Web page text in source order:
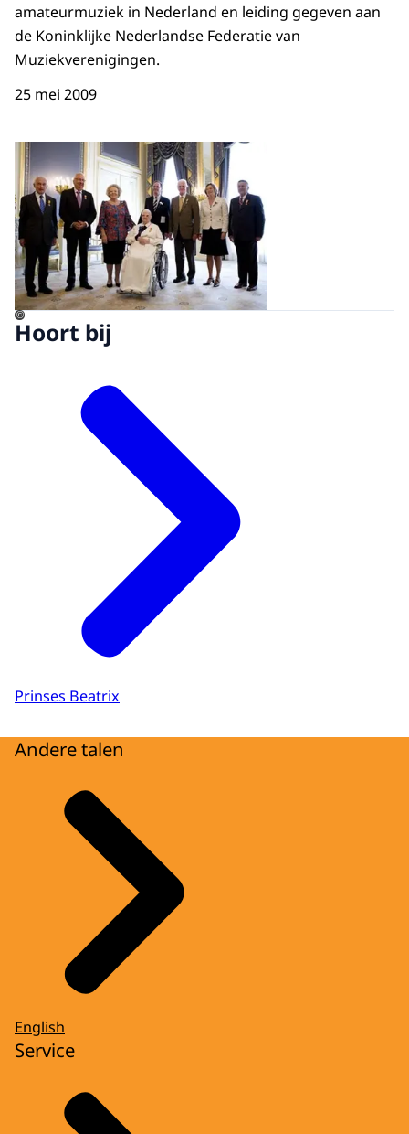
amateurmuziek in Nederland en leiding gegeven aan
de Koninklijke Nederlandse Federatie van
Muziekverenigingen.
25 mei 2009
©
Hoort bij
Prinses Beatrix
Andere talen
English
Service